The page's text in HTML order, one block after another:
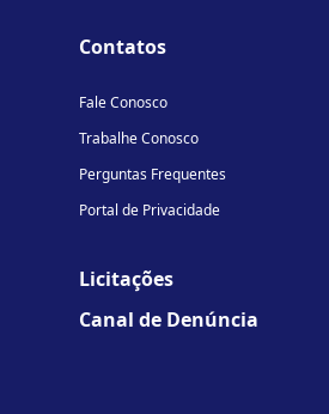
Contatos
Fale Conosco
Trabalhe Conosco
Perguntas Frequentes
Portal de Privacidade
Licitações
Canal de Denúncia